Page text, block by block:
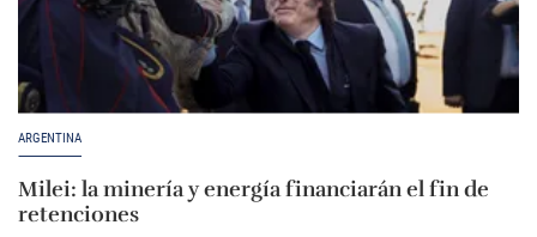
ARGENTINA
Milei: la minería y energía financiarán el fin de
retenciones